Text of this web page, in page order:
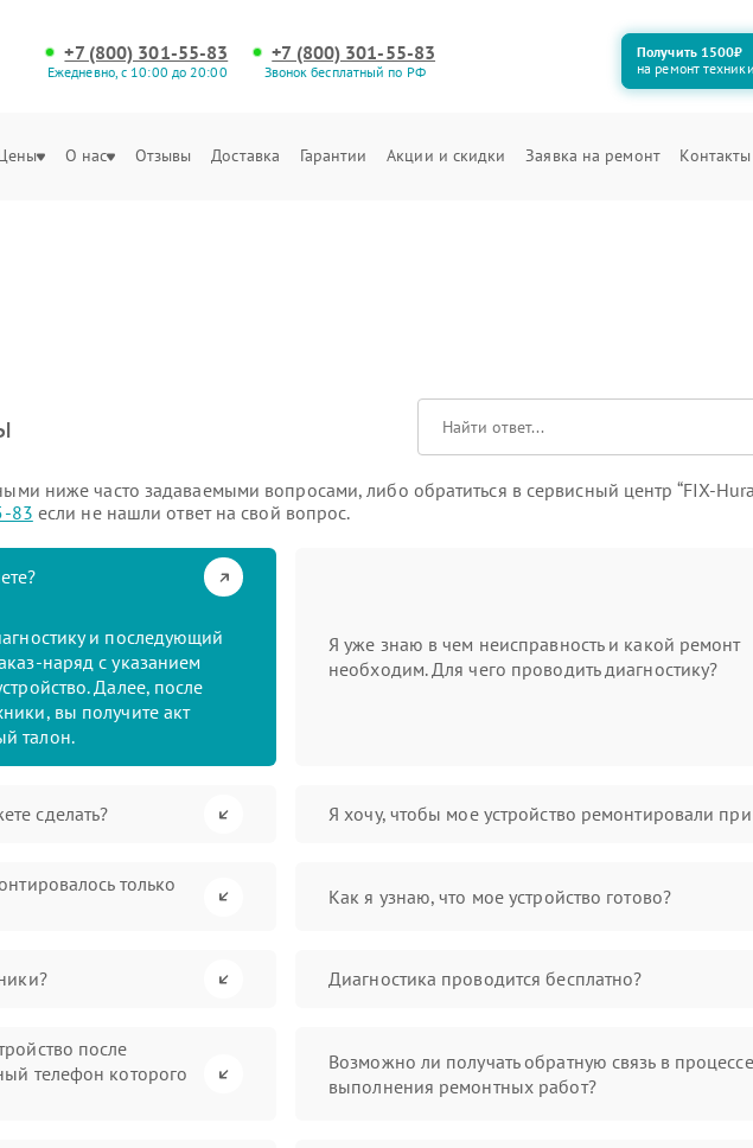
+7 (800) 301-55-83
Ежедневно, с 10:00 до 20:00
+7 (800) 301-55-83
Звонок бесплатный по РФ
Получить 1500₽
на ремонт техники
О нас Отзывы Доставка Гарантии Акции и скидки Заявка на ремонт Контакты
ниже часто задаваемыми вопросами, либо обратиться в сервисный центр “FIX-
83 если не нашли ответ на свой вопрос.
и последующий
наряд с указанием
Далее, после
вы получите акт
талон.
Я уже знаю в чем неисправность и какой ремонт
необходим. Для чего проводить диагностику?
сделать? Я хочу, чтобы мое устройство ремонтировали
только
Как я узнаю, что мое устройство готово?
Диагностика проводится бесплатно?
после
телефон которого
Возможно ли получать обратную связь в процессе
выполнения ремонтных работ?